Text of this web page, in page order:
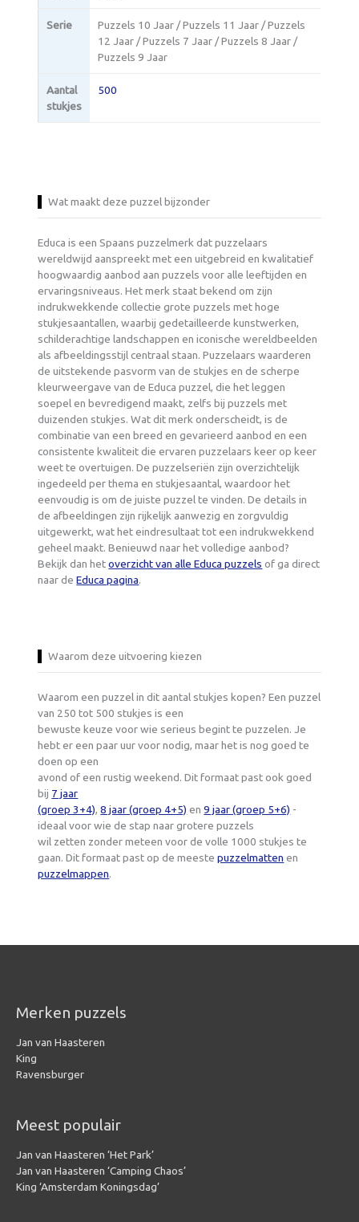
Serie
Puzzels 10 Jaar / Puzzels 11 Jaar / Puzzels
12 Jaar / Puzzels 7 Jaar / Puzzels 8 Jaar /
Puzzels 9 Jaar
Aantal
stukjes
500
Wat maakt deze puzzel bijzonder
Educa is een Spaans puzzelmerk dat puzzelaars
wereldwijd aanspreekt met een uitgebreid en kwalitatief
hoogwaardig aanbod aan puzzels voor alle leeftijden en
ervaringsniveaus. Het merk staat bekend om zijn
indrukwekkende collectie grote puzzels met hoge
stukjesaantallen, waarbij gedetailleerde kunstwerken,
schilderachtige landschappen en iconische wereldbeelden
als afbeeldingsstijl centraal staan. Puzzelaars waarderen
de uitstekende pasvorm van de stukjes en de scherpe
kleurweergave van de Educa puzzel, die het leggen
soepel en bevredigend maakt, zelfs bij puzzels met
duizenden stukjes. Wat dit merk onderscheidt, is de
combinatie van een breed en gevarieerd aanbod en een
consistente kwaliteit die ervaren puzzelaars keer op keer
weet te overtuigen. De puzzelseriën zijn overzichtelijk
ingedeeld per thema en stukjesaantal, waardoor het
eenvoudig is om de juiste puzzel te vinden. De details in
de afbeeldingen zijn rijkelijk aanwezig en zorgvuldig
uitgewerkt, wat het eindresultaat tot een indrukwekkend
geheel maakt. Benieuwd naar het volledige aanbod?
Bekijk dan hetoverzicht van alle Educa puzzels of ga direct
naar deEduca pagina.
Waarom deze uitvoering kiezen
Waarom een puzzel in dit aantal stukjes kopen? Een puzzel
van 250 tot 500 stukjes is een
bewuste keuze voor wie serieus begint te puzzelen. Je
hebt er een paar uur voor nodig, maar het is nog goed te
doen op een
avond of een rustig weekend. Dit formaat past ook goed
bij 7 jaar
(groep 3+4),8 jaar (groep 4+5) en9 jaar (groep 5+6) -
ideaal voor wie de stap naar grotere puzzels
wil zetten zonder meteen voor de volle 1000 stukjes te
gaan. Dit formaat past op de meestepuzzelmatten en
puzzelmappen.
Merken puzzels
Jan van Haasteren
King
Ravensburger
Meest populair
Jan van Haasteren ‘Het Park’
Jan van Haasteren ‘Camping Chaos’
King ‘Amsterdam Koningsdag’